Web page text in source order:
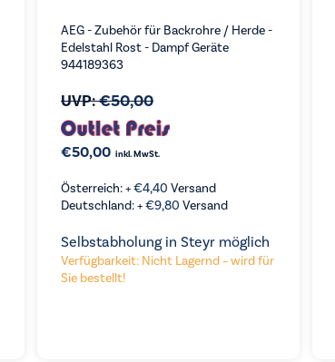
KAUFEN
VERGLEICHEN
AEG - Zubehör für Backrohre / Herde -
Edelstahl Rost - Dampf Geräte
944189363
UVP:€50,00
€50,00 inkl. MwSt.
Österreich: +€4,40 Versand
Deutschland: +€9,80 Versand
Selbstabholung in Steyr möglich
Verfügbarkeit: Nicht Lagernd – wird für
Sie bestellt!